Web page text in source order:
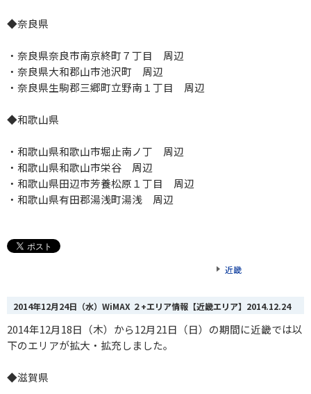
◆奈良県
・奈良県奈良市南京終町７丁目 周辺
・奈良県大和郡山市池沢町 周辺
・奈良県生駒郡三郷町立野南１丁目 周辺
◆和歌山県
・和歌山県和歌山市堀止南ノ丁 周辺
・和歌山県和歌山市栄谷 周辺
・和歌山県田辺市芳養松原１丁目 周辺
・和歌山県有田郡湯浅町湯浅 周辺
近畿
2014年12月24日（水）WiMAX ２+エリア情報【近畿エリア】 2014.12.24
2014年12月18日（木）から12月21日（日）の期間に近畿では以
下のエリアが拡大・拡充しました。
◆滋賀県